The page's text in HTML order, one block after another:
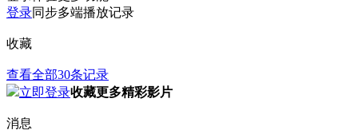
登录同步多端播放记录
收藏
查看全部30条记录
立即登录收藏更多精彩影片
消息